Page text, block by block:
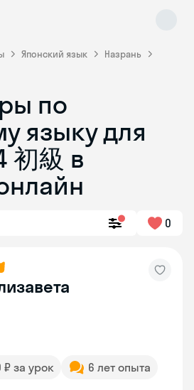
Японский язык
Назрань
по
языку для
初級 в
0
₽ за урок 6 лет опыта